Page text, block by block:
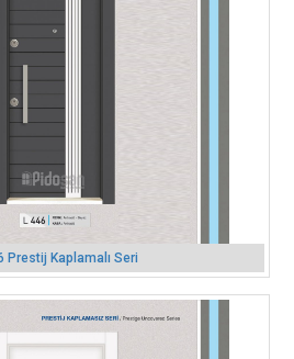
Prestij Kaplamalı Seri